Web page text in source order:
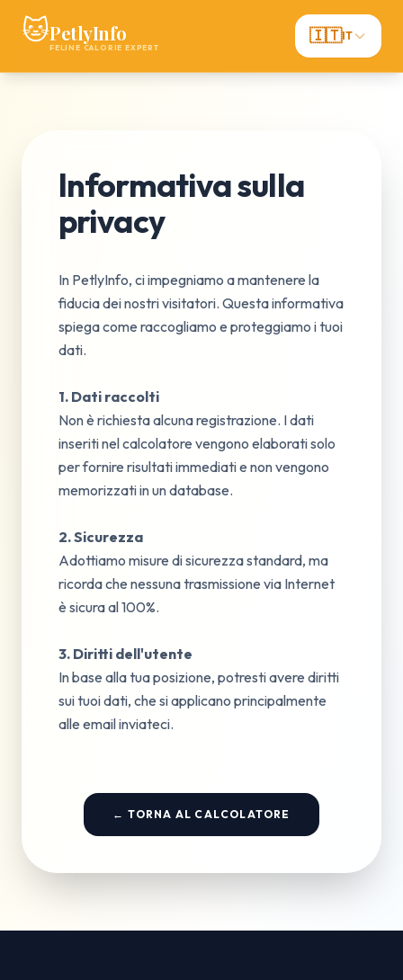
🐱PetlyInfo
FELINE CALORIE EXPERT
🇮🇹IT
Informativa sulla
privacy
In PetlyInfo, ci impegniamo a mantenere la
fiducia dei nostri visitatori. Questa informativa
spiega come raccogliamo e proteggiamo i tuoi
dati.
1. Dati raccolti
Non è richiesta alcuna registrazione. I dati
inseriti nel calcolatore vengono elaborati solo
per fornire risultati immediati e non vengono
memorizzati in un database.
2. Sicurezza
Adottiamo misure di sicurezza standard, ma
ricorda che nessuna trasmissione via Internet
è sicura al 100%.
3. Diritti dell'utente
In base alla tua posizione, potresti avere diritti
sui tuoi dati, che si applicano principalmente
alle email inviateci.
← TORNA AL CALCOLATORE